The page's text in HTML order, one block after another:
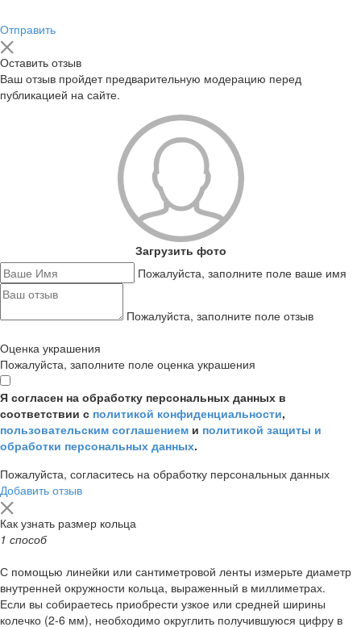
Отправить
Оставить отзыв
Ваш отзыв пройдет предварительную модерацию перед
публикацией на сайте.
Загрузить фото
Пожалуйста, заполните поле ваше имя
Пожалуйста, заполните поле отзыв
Оценка украшения
Пожалуйста, заполните поле оценка украшения
Я согласен на обработку персональных данных в
соответствии с политикой конфиденциальности,
пользовательским соглашением и политикой защиты и
обработки персональных данных.
Пожалуйста, согласитесь на обработку персональных данных
Добавить отзыв
Как узнать размер кольца
1 способ
С помощью линейки или сантиметровой ленты измерьте диаметр
внутренней окружности кольца, выраженный в миллиметрах.
Если вы собираетесь приобрести узкое или средней ширины
колечко (2-6 мм), необходимо округлить получившуюся цифру в